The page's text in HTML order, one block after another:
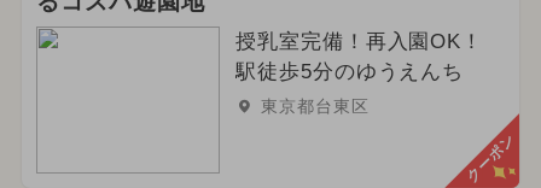
授乳室完備！再入園OK！
駅徒歩5分のゆうえんち
東京都台東区
クーポン